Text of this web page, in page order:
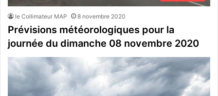
le Collimateur MAP 8 novembre 2020
Prévisions météorologiques pour la
journée du dimanche 08 novembre 2020